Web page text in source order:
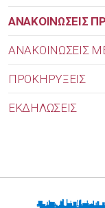
ΑΝΑΚΟΙΝΩΣΕΙΣ
ΑΝΑΚΟΙΝΩΣΕΙΣ
ΠΡΟΚΗΡΥΞΕΙΣ
ΕΚΔΗΛΩΣΕΙΣ